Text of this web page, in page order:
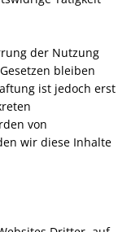
der Nutzung
bleiben
ist jedoch erst
von
wir diese Inhalte